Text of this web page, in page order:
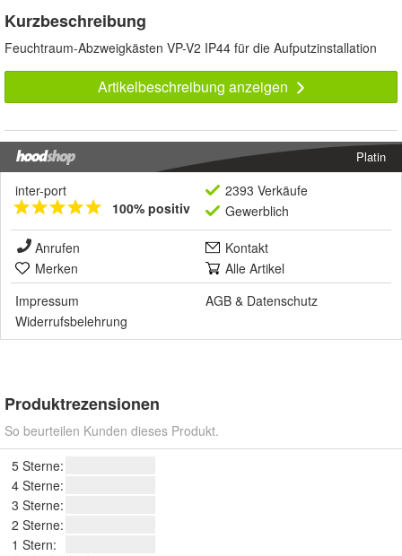
Kurzbeschreibung
Feuchtraum-Abzweigkästen VP-V2 IP44 für die Aufputzinstallation
Artikelbeschreibung anzeigen
Platin
inter-port
100% positiv
2393 Verkäufe
Gewerblich
Anrufen
Kontakt
Merken
Alle Artikel
Impressum
AGB & Datenschutz
Widerrufsbelehrung
Produktrezensionen
So beurteilen Kunden dieses Produkt.
5 Sterne:
4 Sterne:
3 Sterne:
2 Sterne:
1 Stern: